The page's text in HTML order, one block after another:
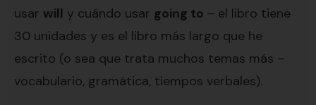
usar will y cuándo usar going to – el libro tiene
30 unidades y es el libro más largo que he
escrito (o sea que trata muchos temas más –
vocabulario, gramática, tiempos verbales).